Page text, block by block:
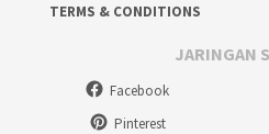
TERMS & CONDITIONS
JARINGAN
Facebook
Pinterest